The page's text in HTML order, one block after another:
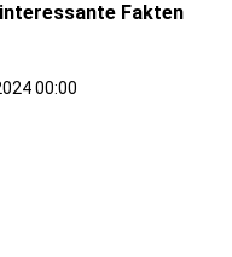
Fakten
00:00